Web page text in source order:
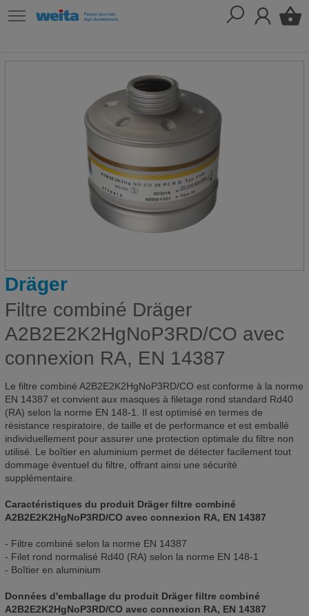
Dräger
Filtre combiné Dräger
A2B2E2K2HgNoP3RD/CO avec
connexion RA, EN 14387
Le filtre combiné A2B2E2K2HgNoP3RD/CO est conforme à la norme
EN 14387 et convient aux masques à filetage rond standard Rd40
(RA) selon la norme EN 148-1. Il est optimisé en termes de
résistance respiratoire, de taille et de performance et est emballé
individuellement pour assurer une protection optimale du filtre non
utilisé. Le boîtier en aluminium permet de détecter facilement tout
dommage éventuel du filtre, offrant ainsi une sécurité
supplémentaire.
Caractéristiques du produit Dräger filtre combiné
A2B2E2K2HgNoP3RD/CO avec connexion RA, EN 14387
- Filtre combiné selon la norme EN 14387
- Filet rond normalisé Rd40 (RA) selon la norme EN 148-1
- Boîtier en aluminium
Données d'emballage du produit Dräger filtre combiné
A2B2E2K2HgNoP3RD/CO avec connexion RA, EN 14387